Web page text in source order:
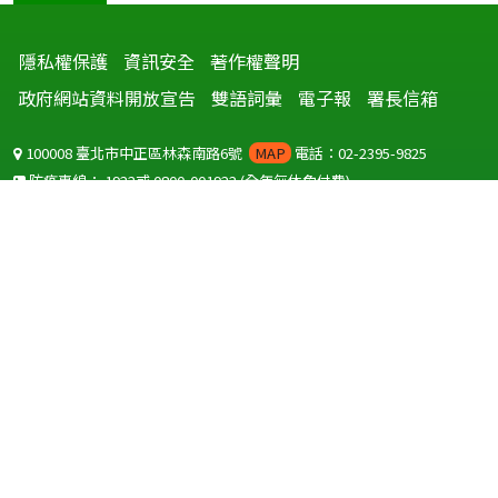
隱私權保護 資訊安全 著作權聲明
政府網站資料開放宣告
雙語詞彙 電子報 署長信箱
100008 臺北市中正區林森南路6號 MAP 電話：02-2395-9825
防疫專線：1922或0800-001922(全年無休免付費)